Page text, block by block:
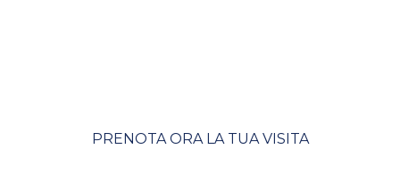
PRENOTA ORA LA TUA VISITA